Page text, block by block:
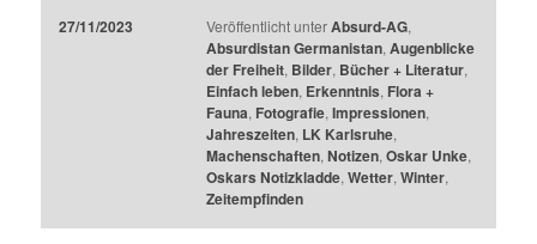
27/11/2023 Veröffentlicht unter Absurd-AG,
Absurdistan Germanistan,Augenblicke
der Freiheit, Bilder, Bücher + Literatur,
Einfach leben, Erkenntnis, Flora +
Fauna, Fotografie,Impressionen,
Jahreszeiten, LK Karlsruhe,
Machenschaften,Notizen,Oskar Unke,
Oskars Notizkladde,Wetter,Winter,
Zeitempfinden